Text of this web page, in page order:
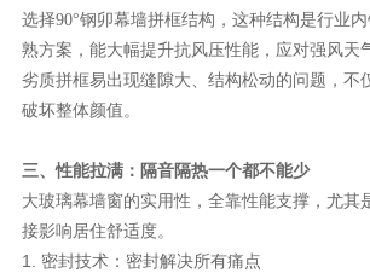
选择90°钢卯幕墙拼框结构，这种结构是行业
熟方案，能大幅提升抗风压性能，应对强风天
劣质拼框易出现缝隙大、结构松动的问题，不
破坏整体颜值。
三、性能拉满：隔音隔热一个都不能少
大玻璃幕墙窗的实用性，全靠性能支撑，尤其
接影响居住舒适度。
1. 密封技术：密封解决所有痛点